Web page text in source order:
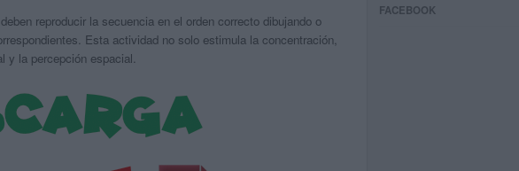
reproducir la secuencia en el orden correcto dibujando o
Esta actividad no solo estimula la concentración,
y la percepción espacial.
FACEBOOK